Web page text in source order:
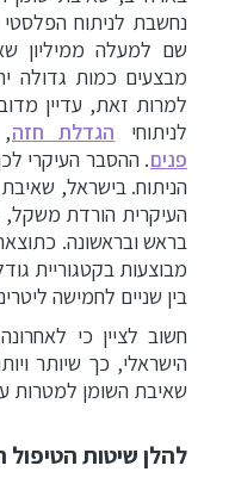
נחשבת לניתוח
שם למעלה ממיליון
מבצעים כמות גדולה
למרות זאת, עדיין
לניתוחי
הגדלת חזה,
פנים. ההסבר העיקרי
הניתוח. בישראל,
העיקרית הורדת משקל,
בראש ובראשונה.
מבוצעות בקטגוריית
בין שניים לחמישה
חשוב לציין כי
הישראלי, כך שיותר
שאיבת השומן למטרות
להלן שיטות הטיפול